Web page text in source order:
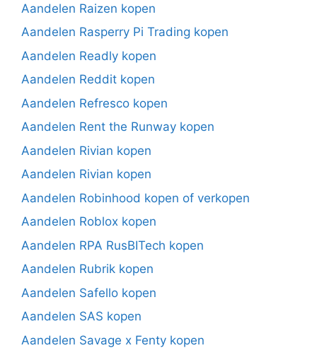
Aandelen Raizen kopen
Aandelen Rasperry Pi Trading kopen
Aandelen Readly kopen
Aandelen Reddit kopen
Aandelen Refresco kopen
Aandelen Rent the Runway kopen
Aandelen Rivian kopen
Aandelen Rivian kopen
Aandelen Robinhood kopen of verkopen
Aandelen Roblox kopen
Aandelen RPA RusBITech kopen
Aandelen Rubrik kopen
Aandelen Safello kopen
Aandelen SAS kopen
Aandelen Savage x Fenty kopen